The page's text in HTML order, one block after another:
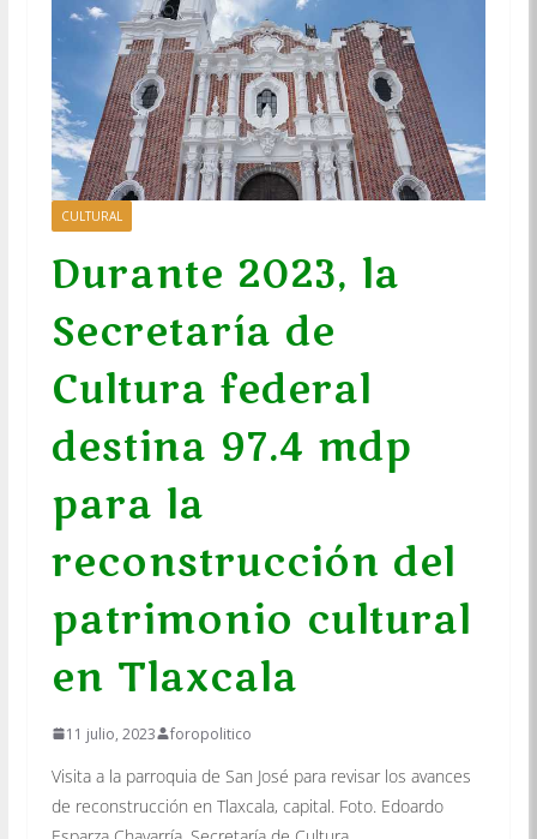
CULTURAL
Durante 2023, la
Secretaría de
Cultura federal
destina 97.4 mdp
para la
reconstrucción del
patrimonio cultural
en Tlaxcala
11 julio, 2023 foropolitico
Visita a la parroquia de San José para revisar los avances
de reconstrucción en Tlaxcala, capital. Foto. Edoardo